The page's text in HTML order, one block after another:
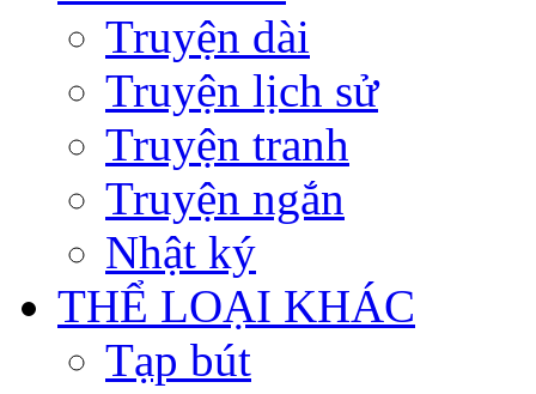
Truyện dài
Truyện lịch sử
Truyện tranh
Truyện ngắn
Nhật ký
THỂ LOẠI KHÁC
Tạp bút